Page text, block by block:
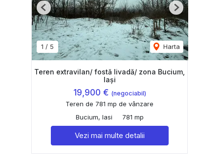
1 / 5 Harta
Previous Next
Teren extravilan/ fostă livadă/ zona Bucium,
Iași
19,900 € (negociabil)
Teren de 781 mp de vânzare
Bucium, Iasi
781 mp
Vezi mai multe detalii